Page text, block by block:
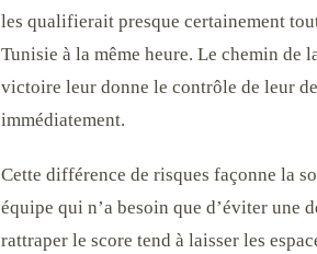
les qualifierait presque certainement
Tunisie à la même heure. Le chemin
victoire leur donne le contrôle de leur
immédiatement.
Cette différence de risques façonne la
équipe qui n’a besoin que d’éviter une
rattraper le score tend à laisser les